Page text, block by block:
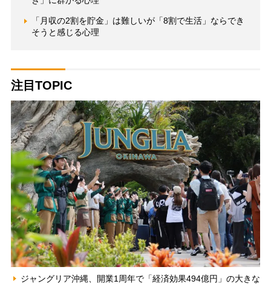
「月収の2割を貯金」は難しいが「8割で生活」ならでき
そうと感じる心理
注目TOPIC
ジャングリア沖縄、開業1周年で「経済効果494億円」の大きな